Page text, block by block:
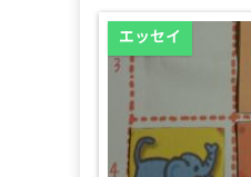
エッセイ